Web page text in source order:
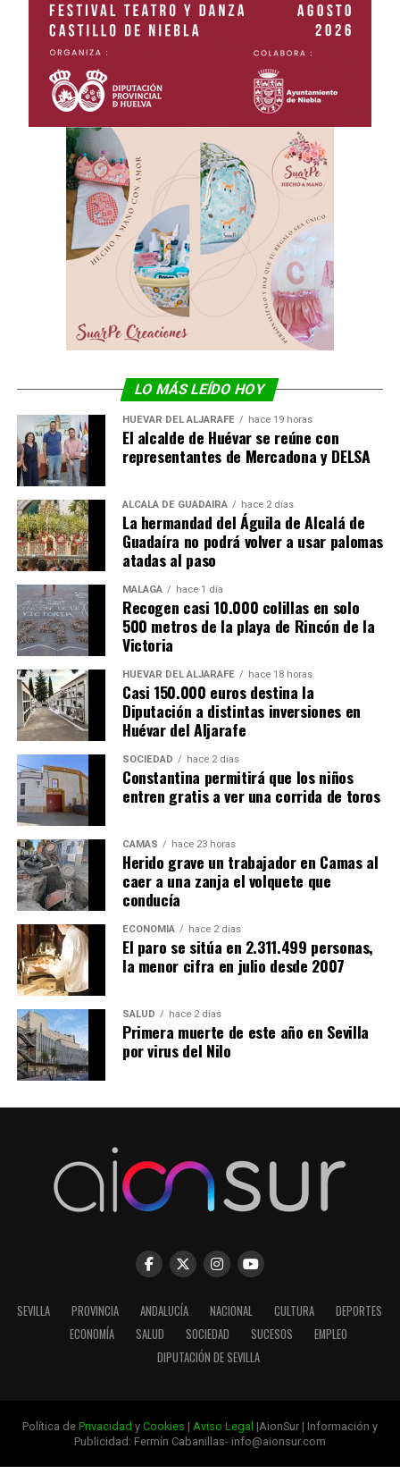
LO MÁS LEÍDO HOY
HUÉVAR DEL ALJARAFE hace 19 horas
El alcalde de Huévar se reúne con
representantes de Mercadona y DELSA
ALCALÁ DE GUADAÍRA hace 2 días
La hermandad del Águila de Alcalá de
Guadaíra no podrá volver a usar palomas
atadas al paso
MÁLAGA hace 1 día
Recogen casi 10.000 colillas en solo
500 metros de la playa de Rincón de la
Victoria
HUÉVAR DEL ALJARAFE hace 18 horas
Casi 150.000 euros destina la
Diputación a distintas inversiones en
Huévar del Aljarafe
SOCIEDAD hace 2 días
Constantina permitirá que los niños
entren gratis a ver una corrida de toros
CAMAS hace 23 horas
Herido grave un trabajador en Camas al
caer a una zanja el volquete que
conducía
ECONOMÍA hace 2 días
El paro se sitúa en 2.311.499 personas,
la menor cifra en julio desde 2007
SALUD hace 2 días
Primera muerte de este año en Sevilla
por virus del Nilo
SEVILLA PROVINCIA ANDALUCÍA NACIONAL CULTURA
DEPORTES
ECONOMÍA
SALUD SOCIEDAD SUCESOS
EMPLEO
DIPUTACIÓN DE SEVILLA
Política de Privacidad y Cookies | Aviso Legal |AionSur | Información y
Publicidad: Fermín Cabanillas- info@aionsur.com